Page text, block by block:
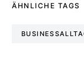
ÄHNLICHE TAGS